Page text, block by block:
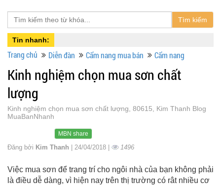
Tìm kiếm
Tin nhanh:
Trang chủ Diễn đàn Cẩm nang mua bán Cẩm nang
Kinh nghiệm chọn mua sơn chất
lượng
Kinh nghiệm chọn mua sơn chất lượng, 80615, Kim Thanh Blog
MuaBanNhanh
MBN share
Đăng bởi Kim Thanh | 24/04/2018 | 1496
Việc mua sơn để trang trí cho ngôi nhà của bạn không phải
là điều dễ dàng, vì hiện nay trên thị trường có rât nhiều cơ